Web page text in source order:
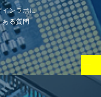
インラボに
ある質問